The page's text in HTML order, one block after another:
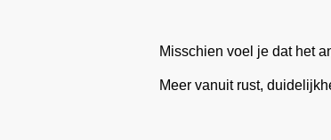
Misschien voel je dat het
Meer vanuit rust,